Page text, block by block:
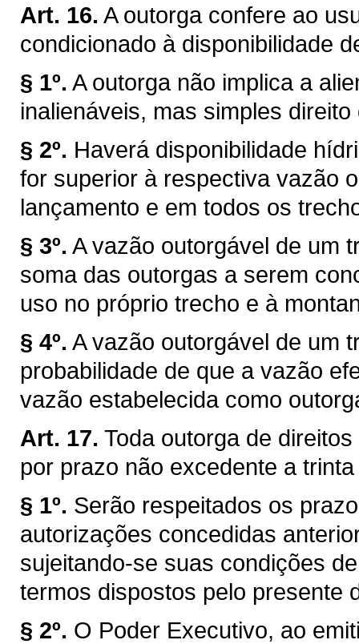
Art. 16. A outorga confere ao
condicionado à disponibilidade
§ 1º. A outorga não implica a
inalienáveis, mas simples direito
§ 2º. Haverá disponibilidade
for superior à respectiva vazão
lançamento e em todos os
§ 3º. A vazão outorgável de um
soma das outorgas a serem
uso no próprio trecho e à
§ 4º. A vazão outorgável de um
probabilidade de que a vazão
vazão estabelecida como
Art. 17. Toda outorga de
por prazo não excedente a
§ 1º. Serão respeitados os
autorizações concedidas
sujeitando-se suas condições
termos dispostos pelo presente
§ 2º. O Poder Executivo, ao